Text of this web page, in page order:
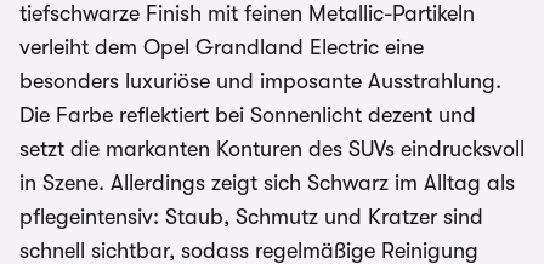
tiefschwarze Finish mit feinen Metallic-Partikeln
verleiht dem Opel Grandland Electric eine
besonders luxuriöse und imposante Ausstrahlung.
Die Farbe reflektiert bei Sonnenlicht dezent und
setzt die markanten Konturen des SUVs eindrucksvoll
in Szene. Allerdings zeigt sich Schwarz im Alltag als
pflegeintensiv: Staub, Schmutz und Kratzer sind
schnell sichtbar, sodass regelmäßige Reinigung